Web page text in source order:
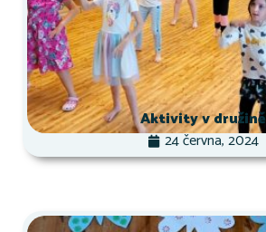
Aktivity v družině
24 června, 2024